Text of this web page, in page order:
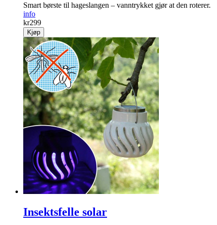
Smart børste til hageslangen – vanntrykket gjør at den roterer.
info
kr299
Kjøp
Insektsfelle solar